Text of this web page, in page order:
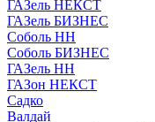
ГАЗель НЕКСТ
ГАЗель БИЗНЕС
Соболь НН
Соболь БИЗНЕС
ГАЗель НН
ГАЗон НЕКСТ
Садко
Валдай